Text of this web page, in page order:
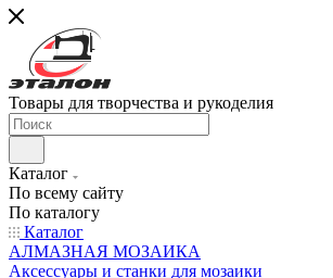
Товары для творчества и рукоделия
Каталог
По всему сайту
По каталогу
Каталог
АЛМАЗНАЯ МОЗАИКА
Аксессуары и станки для мозаики